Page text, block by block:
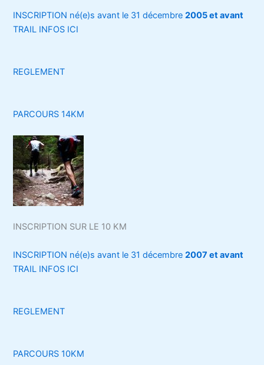
INSCRIPTION né(e)s avant le 31 décembre2005 et avant
TRAIL INFOS ICI
REGLEMENT
PARCOURS 14KM
INSCRIPTION SUR LE 10 KM
INSCRIPTION né(e)s avant le 31 décembre2007 et avant
TRAIL INFOS ICI
REGLEMENT
PARCOURS 10KM